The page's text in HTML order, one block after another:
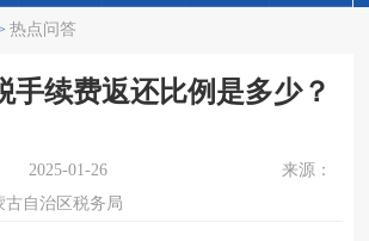
热点问答
手续费返还比例是多少？
2025-01-26
来源：
古自治区税务局